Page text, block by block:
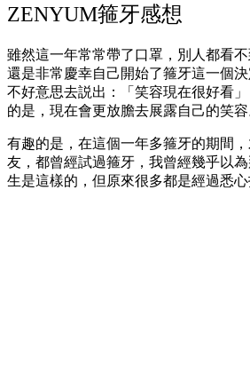
ZENYUM箍牙感想
雖然這一年常常帶了口罩，別人都看
還是非常慶幸自己開始了箍牙這一個
不好意思去説出：「笑容現在很好看
的是，現在會更放膽去展露自己的笑容
有趣的是，在這個一年多箍牙的期間
友，都曾經試過箍牙，我曾經幾乎以
生是這樣的，但原來很多都是經過悉心